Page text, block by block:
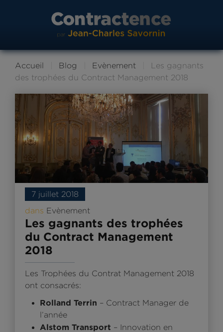
Accueil Blog Evènement
Les gagnants
des trophées du Contract Management 2018
7 juillet 2018
dans Evènement
Les gagnants des trophées
du Contract Management
2018
Les Trophées du Contrat Management 2018
ont consacrés:
Rolland Terrin – Contract Manager de
l’année
Alstom Transport – Innovation en